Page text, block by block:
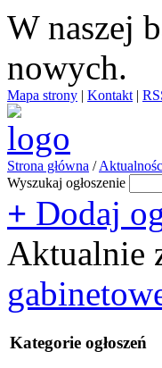
W naszej
nowych.
Mapa strony | Kontakt |
Strona główna /
Wyszukaj ogłoszenie
+ Dodaj
Aktualnie
Kategorie ogłoszeń